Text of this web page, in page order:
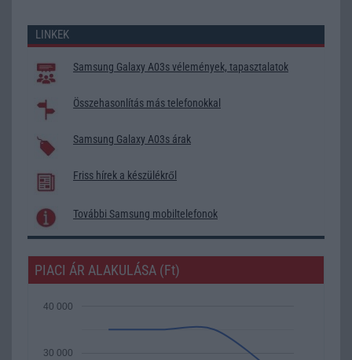
LINKEK
Samsung Galaxy A03s vélemények, tapasztalatok
Összehasonlítás más telefonokkal
Samsung Galaxy A03s árak
Friss hírek a készülékről
További Samsung mobiltelefonok
PIACI ÁR ALAKULÁSA (Ft)
30 000
40 000